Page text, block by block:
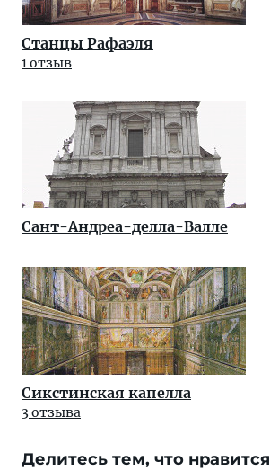
Станцы Рафаэля
1 отзыв
Сант-Андреа-делла-Валле
Сикстинская капелла
3 отзыва
Делитесь тем, что нравится